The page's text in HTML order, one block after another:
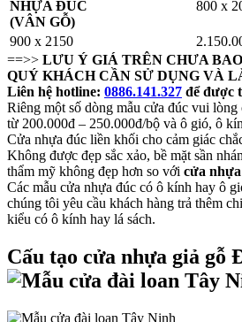
NHỰA ĐÚC
(VÂN GỖ)
800 x
900 x 2150
==>> LƯU Ý GIÁ TRÊN CHƯA
QUÝ KHÁCH CẦN SỬ DỤNG VÀ
Liên hệ hotline: 0886.141.327 để được
Riêng một số dòng mẫu cửa đúc vui lòng
từ 200.000đ – 250.000đ/bộ và ô gió, ô
Cửa nhựa đúc liền khối cho cảm giác
Không được đẹp sắc xảo, bề mặt sần
thẩm mỹ không đẹp hơn so với cửa
Các mẫu cửa nhựa đúc có ô kính hay ô
chúng tôi yêu cầu khách hàng trả thêm
kiểu có ô kính hay lá sách.
Cấu tạo cửa nhựa giả gỗ